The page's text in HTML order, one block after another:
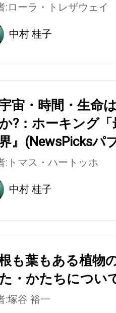
:ローラ・トレザウェイ
中村 桂子
宇宙・時間・生命
?：ホーキング
』(NewsPicksパ
:トマス・ハートッホ
中村 桂子
根も葉もある植物
・かたちについ
:塚谷 裕一